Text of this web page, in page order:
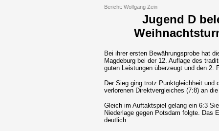
Bericht: Wolfgang Zein
Jugend D
Bei ihrer ersten Bewährungsprobe hat
Magdeburg bei der 12. Auflage des
guten Leistungen überzeugt und den 2.
Der Sieg ging trotz Punktgleichheit und
verlorenen Direktvergleiches (7:8) an
Gleich im Auftaktspiel gelang ein 6:3
Niederlage gegen Potsdam folgte. Das
deutlich.